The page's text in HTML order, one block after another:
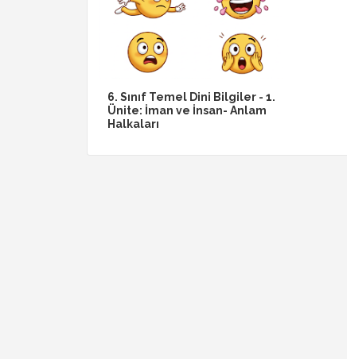
6. Sınıf Temel Dini Bilgiler - 1.
Ünite: İman ve İnsan- Anlam
Halkaları